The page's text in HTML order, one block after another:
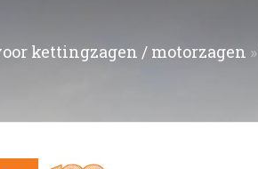
kettingzagen / motorzagen »